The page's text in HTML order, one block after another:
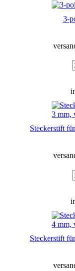
3-
Steckerstift
Steckerstift